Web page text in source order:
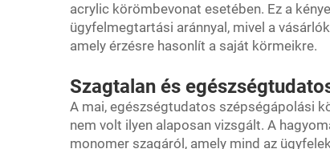
acrylic körömbevonat esetében. Ez a
ügyfelmegtartási aránnyal, mivel a
amely érzésre hasonlít a saját körmeikre.
Szagtalan és
A mai, egészségtudatos szépségápolási
nem volt ilyen alaposan vizsgált. A
monomer szagáról, amely mind az